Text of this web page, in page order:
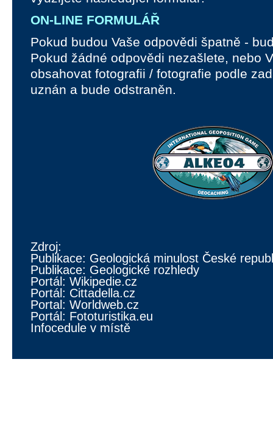
ON-LINE FORMULÁŘ
Pokud budou Vaše odpovědi špatně -
Pokud žádné odpovědi nezašlete, nebo
obsahovat fotografii / fotografie podle
uznán a bude odstraněn.
Zdroj:
Publikace: Geologická minulost České
Publikace: Geologické rozhledy
Portál: Wikipedie.cz
Portál: Cittadella.cz
Portal: Worldweb.cz
Portál: Fototuristika.eu
Infocedule v místě